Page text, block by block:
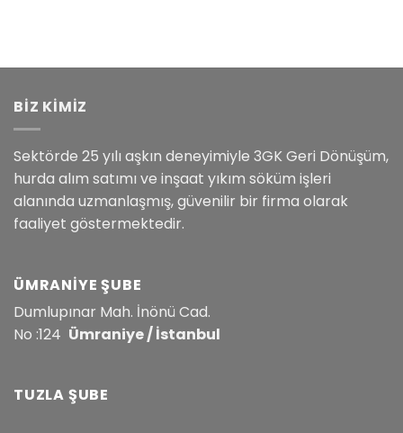
BİZ KİMİZ
Sektörde 25 yılı aşkın deneyimiyle 3GK Geri Dönüşüm,
hurda alım satımı ve inşaat yıkım söküm işleri
alanında uzmanlaşmış, güvenilir bir firma olarak
faaliyet göstermektedir.
ÜMRANIYE ŞUBE
Dumlupınar Mah. İnönü Cad.
No :124 Ümraniye / İstanbul
TUZLA ŞUBE